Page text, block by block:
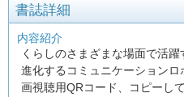
書誌詳細
内容紹介
くらしのさまざまな場面で活
進化するコミュニケーション
画視聴用QRコード、コピーし